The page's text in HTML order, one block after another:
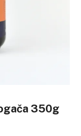
350g